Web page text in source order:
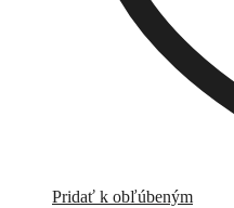
Pridať k obľúbeným